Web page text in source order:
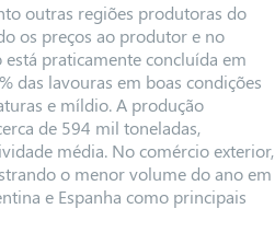
outras regiões produtoras do
os preços ao produtor e no
praticamente concluída em
das lavouras em boas condições
e míldio. A produção
de 594 mil toneladas,
média. No comércio exterior,
o menor volume do ano em
e Espanha como principais